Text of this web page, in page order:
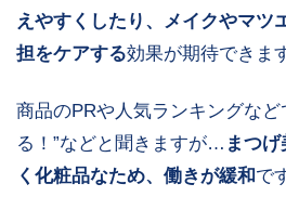
えやすくしたり、メイクやマツ
担をケアする効果が期待できま
商品のPRや人気ランキングなど
る！”などと聞きますが… まつ
く化粧品なため、働きが緩和で